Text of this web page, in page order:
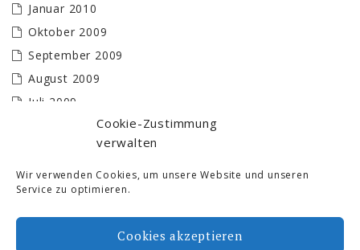
Cookie-Zustimmung
verwalten
Wir verwenden Cookies, um unsere Website und unseren
Service zu optimieren.
Cookies akzeptieren
Januar 2010
Oktober 2009
September 2009
August 2009
Juli 2009
April 2009
März 2009
Februar 2009